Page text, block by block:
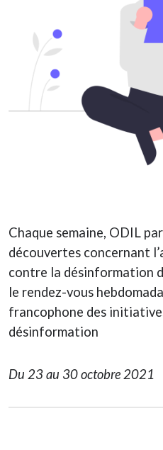
Chaque semaine, ODIL
découvertes concernant
contre la désinformation
le rendez-vous
francophone des
désinformation
Du 23 au 30 octobre 2021